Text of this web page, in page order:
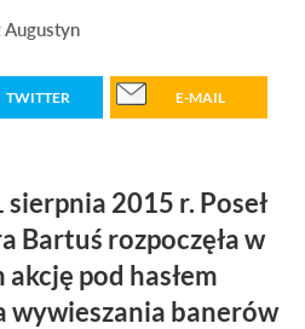
TWITTER E-MAIL
2015 r. Poseł
Bartuś rozpoczęła w
pod hasłem
wywieszania banerów